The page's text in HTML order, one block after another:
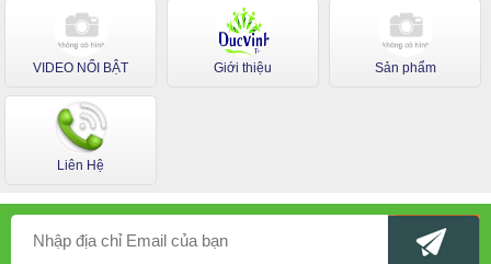
VIDEO NỔI BẬT Giới thiệu Sản phẩm
Liên Hệ